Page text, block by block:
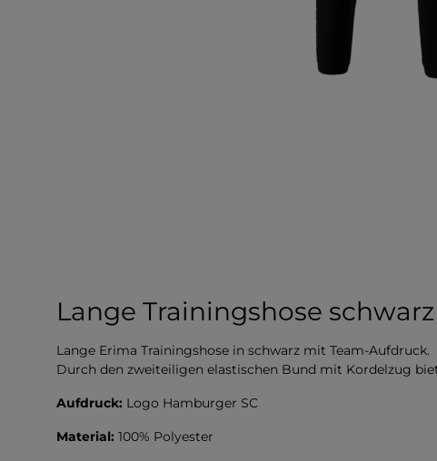
Lange Trainingshose
Lange Erima Trainingshose in schwarz mit Team-Aufdruck.
Durch den zweiteiligen elastischen Bund mit Kordelzug
Aufdruck: Logo Hamburger SC
Material: 100% Polyester